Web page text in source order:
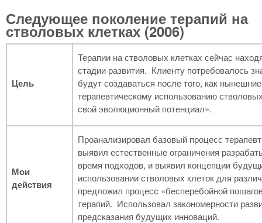
Следующее поколение терапий на
стволовых клетках (2006)
Цель
Терапии на стволовых клетках сейчас
стадии развития. Клиенту потребовалось
будут создаваться после того, как
терапевтическому использованию
свой эволюционный потенциал».
Мои
действия
Проанализировал базовый процесс
выявил естественные ограничения
время подходов, и выявил концепции
использовании стволовых клеток для
предложил процесс «бесперебойной
терапий. Использовал закономерности
предсказания будущих инноваций.